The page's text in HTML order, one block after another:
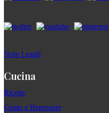
Note Legali
Cucina
Ricette
Gusto e Benessere